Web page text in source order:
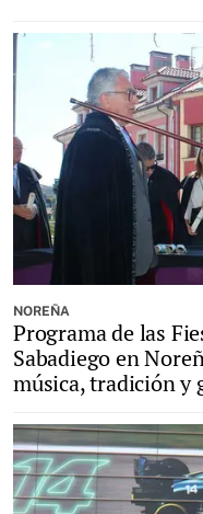
NOREÑA
Programa de las
Sabadiego en
música, tradición y